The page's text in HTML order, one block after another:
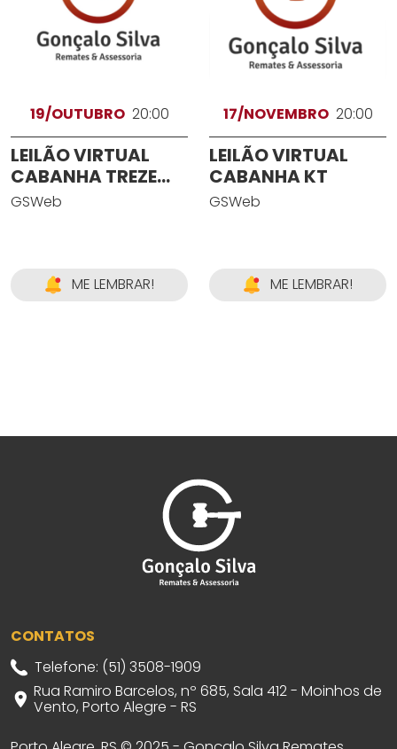
19/OUTUBRO 20:00
LEILÃO VIRTUAL
CABANHA TREZE
LISTRAS
GSWeb
ME LEMBRAR!
17/NOVEMBRO 20:00
LEILÃO VIRTUAL
CABANHA KT
GSWeb
ME LEMBRAR!
CONTATOS
Telefone: (51) 3508-1909
Rua Ramiro Barcelos, nº 685, Sala 412 - Moinhos de
Vento, Porto Alegre - RS